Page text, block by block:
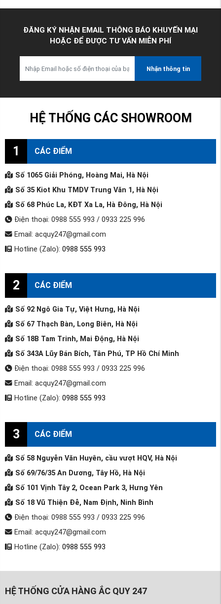
ĐĂNG KÝ NHẬN EMAIL THÔNG BÁO KHUYẾN MẠI
HOẶC ĐỂ ĐƯỢC TƯ VẤN MIỄN PHÍ
Nhận thông tin
HỆ THỐNG CÁC SHOWROOM
1 CÁC ĐIỂM
Số 1065 Giải Phóng, Hoàng Mai, Hà Nội
Số 35 Kiot Khu TMDV Trung Văn 1, Hà Nội
Số 68 Phúc La, KĐT Xa La, Hà Đông, Hà Nội
Điện thoại: 0988 555 993 / 0933 225 996
Email: acquy247@gmail.com
Hotline (Zalo): 0988 555 993
2 CÁC ĐIỂM
Số 92 Ngô Gia Tự, Việt Hưng, Hà Nội
Số 67 Thạch Bàn, Long Biên, Hà Nội
Số 18B Tam Trinh, Mai Động, Hà Nội
Số 343A Lũy Bán Bích, Tân Phú, TP Hồ Chí Minh
Điện thoại: 0988 555 993 / 0933 225 996
Email: acquy247@gmail.com
Hotline (Zalo): 0988 555 993
3 CÁC ĐIỂM
Số 58 Nguyễn Văn Huyên, cầu vượt HQV, Hà Nội
Số 69/76/35 An Dương, Tây Hồ, Hà Nội
Số 101 Vịnh Tây 2, Ocean Park 3, Hưng Yên
Số 18 Vũ Thiện Đễ, Nam Định, Ninh Bình
Điện thoại: 0988 555 993 / 0933 225 996
Email: acquy247@gmail.com
Hotline (Zalo): 0988 555 993
HỆ THỐNG CỬA HÀNG ẮC QUY 247